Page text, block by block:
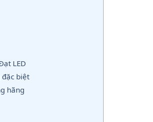
LED
biệt
hãng